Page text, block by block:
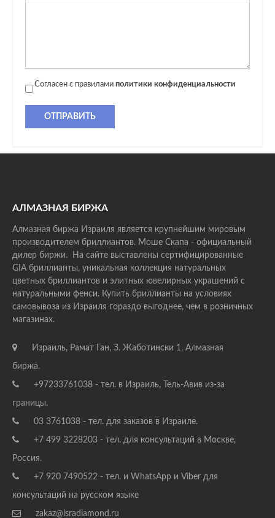
Согласен с правилами политики конфиденциальности
ОТПРАВИТЬ
АЛМАЗНАЯ БИРЖА
Алмазная биржа Израиля является крупнейшим мировым
производителем бриллиантов. Моше Скапа - официальный
дилер биржи. На сайте выставлены сертифицированные
GIA бриллианты, уникальная коллекция натуральных
цветных бриллиантов и элитных ювелирных украшений с
натуральными фенси. Купить бриллианты на условиях
самовывоза из Израиля гораздо выгоднее, чем в розничных
магазинах.
Израиль, Рамат Ган, З. Жаботински 1, Алмазная
биржа.
+97233761038 - тел. в Израиль, Тель-Авив из-за
границы.
03 3761038 - тел. для заказов в Израиле.
+7 499 3228203 - тел. для консультаций в Москве,
Россия.
+7 920 7490522 - тел. и WhatsApp и Viber для
консультаций на русском языке
zakaz@isradiamond.ru